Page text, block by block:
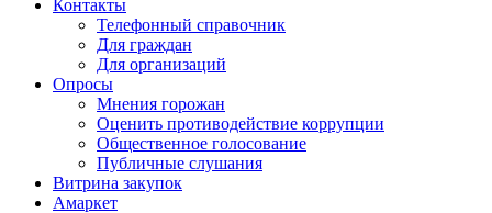
Контакты
Телефонный справочник
Для граждан
Для организаций
Опросы
Мнения горожан
Оценить противодействие коррупции
Общественное голосование
Публичные слушания
Витрина закупок
Амаркет